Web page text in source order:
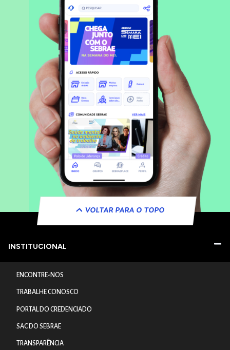
VOLTAR PARA O TOPO
INSTITUCIONAL
ENCONTRE-NOS
TRABALHE CONOSCO
PORTAL DO CREDENCIADO
SAC DO SEBRAE
TRANSPARÊNCIA